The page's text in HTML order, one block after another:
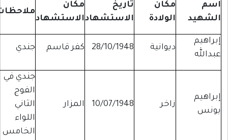
ملاحظات
مكان
الاستشهاد
تاريخ
الاستشهاد
مكان
الولادة
اسم
الشهيد
جندي كفر قاسم 28/10/1948 ديوانية
إبراهيم
عبدالله
جندي في
الفوج
الثاني
اللواء
الخامس
المزار 10/07/1948 زاخر
إبراهيم
يونس